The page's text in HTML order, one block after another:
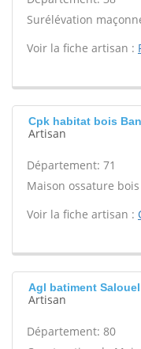
Surélévation
Voir la fiche artisan :
Cpk habitat bois
Artisan
Département: 71
Maison ossature bois
Voir la fiche artisan :
Agl batiment Salouel
Artisan
Département: 80